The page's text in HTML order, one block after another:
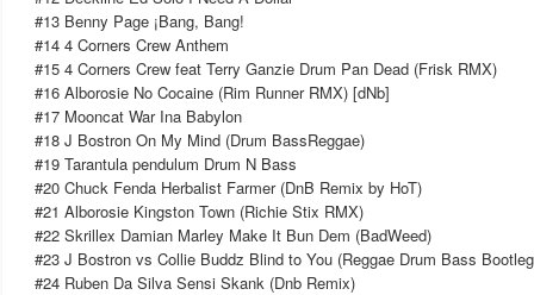
#13 Benny Page ¡Bang, Bang!
#14 4 Corners Crew Anthem
#15 4 Corners Crew feat Terry Ganzie Drum Pan Dead (Frisk RMX)
#16 Alborosie No Cocaine (Rim Runner RMX) [dNb]
#17 Mooncat War Ina Babylon
#18 J Bostron On My Mind (Drum BassReggae)
#19 Tarantula pendulum Drum N Bass
#20 Chuck Fenda Herbalist Farmer (DnB Remix by HoT)
#21 Alborosie Kingston Town (Richie Stix RMX)
#22 Skrillex Damian Marley Make It Bun Dem (BadWeed)
#23 J Bostron vs Collie Buddz Blind to You (Reggae Drum Bass
#24 Ruben Da Silva Sensi Skank (Dnb Remix)